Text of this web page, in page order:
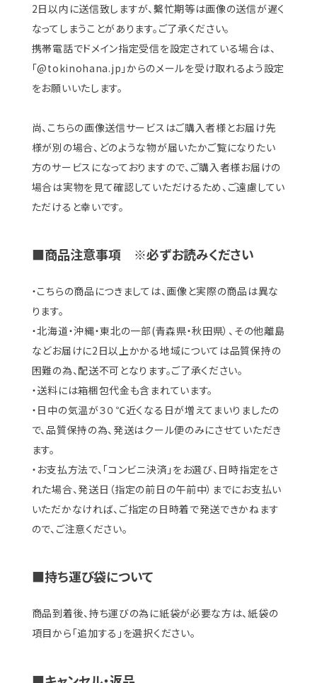
2日以内に送信致しますが、繫忙期等は画像の送信が遅く
なってしまうことがあります。ご了承ください。
携帯電話でドメイン指定受信を設定されている場合は、
「@tokinohana.jp」からのメールを受け取れるよう設定
をお願いいたします。
尚、こちらの画像送信サービスはご購入者様とお届け先
様が別の場合、どのような物が届いたかご覧になりたい
方のサービスになっておりますので、ご購入者様お届けの
場合は実物を見て確認していただけるため、ご遠慮してい
ただけると幸いです。
■商品注意事項 ※必ずお読みください
・こちらの商品につきましては、画像と実際の商品は異な
ります。
・北海道・沖縄・東北の一部(青森県・秋田県）、その他離島
などお届けに2日以上かかる地域については品質保持の
困難の為、配送不可となります。ご了承ください。
・送料には箱梱包代金も含まれています。
・日中の気温が３０℃近くなる日が増えてまいりましたの
で、品質保持の為、発送はクール便のみにさせていただき
ます。
・お支払方法で、「コンビニ決済」をお選び、日時指定をさ
れた場合、発送日（指定の前日の午前中）までにお支払い
いただかなければ、ご指定の日時着で発送できかねます
ので、ご注意ください。
■持ち運び袋について
商品到着後、持ち運びの為に紙袋が必要な方は、紙袋の
項目から「追加する」を選択ください。